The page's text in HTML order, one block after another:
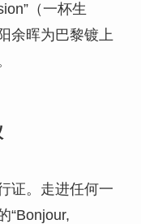
（一杯生
余晖为巴黎镀上
证。走进任何一
“Bonjour,